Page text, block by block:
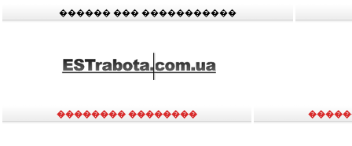
������ ��� �����������
�������� ��������